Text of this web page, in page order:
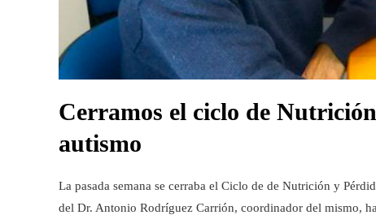
Cerramos el ciclo de
autismo
La pasada semana se cerraba el Ciclo de de Nutrición y
del Dr. Antonio Rodríguez Carrión, coordinador del mismo,